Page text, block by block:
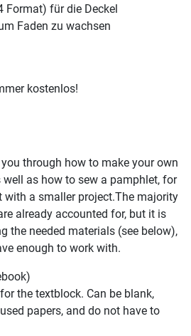
Format) für die Deckel
Faden zu wachsen
kostenlos!
through how to make your own
well as how to sew a pamphlet, for
with a smaller project.The majority
already accounted for, but it is
the needed materials (see below),
enough to work with.
the textblock. Can be blank,
papers, and do not have to